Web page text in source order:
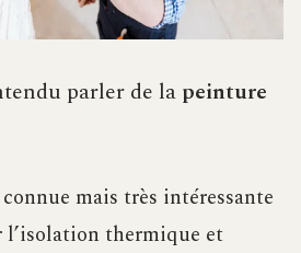
parler de la peinture
mais très intéressante
l’isolation thermique et